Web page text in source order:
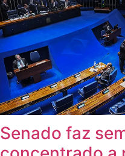
Senado faz